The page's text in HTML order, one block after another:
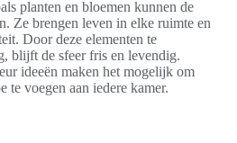
planten en bloemen kunnen de
Ze brengen leven in elke ruimte en
Door deze elementen te
blijft de sfeer fris en levendig.
ideeën maken het mogelijk om
te voegen aan iedere kamer.